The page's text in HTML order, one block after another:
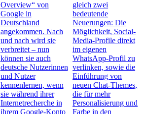
Overview“ von
Google in
Deutschland
angekommen. Nach
und nach wird sie
verbreitet – nun
können sie auch
deutsche Nutzerinnen
und Nutzer
kennenlernen, wenn
sie während ihrer
Internetrecherche in
ihrem Google-Konto
gleich zwei
bedeutende
Neuerungen: Die
Möglichkeit, Social-
Media-Profile direkt
im eigenen
WhatsApp-Profil zu
verlinken, sowie die
Einführung von
neuen Chat-Themes,
die für mehr
Personalisierung und
Farbe in den